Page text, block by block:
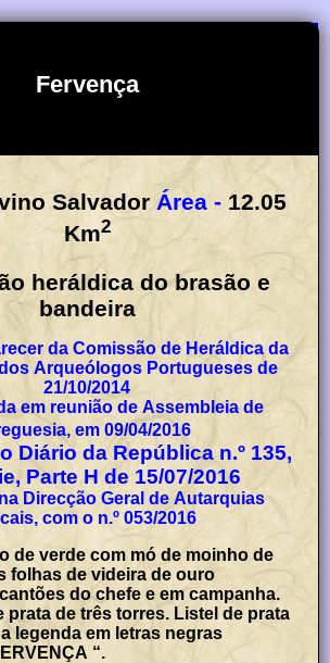
Fervença
Salvador Área - 12.05
Km2
heráldica do brasão e
bandeira
da Comissão de Heráldica da
Arqueólogos Portugueses de
21/10/2014
em reunião de Assembleia de
em 09/04/2016
Diário da República n.º 135,
Parte H de 15/07/2016
Direcção Geral de Autarquias
com o n.º 053/2016
de verde com mó de moinho de
folhas de videira de ouro
do chefe e em campanha.
prata de três torres. Listel de prata
legenda em letras negras
“.